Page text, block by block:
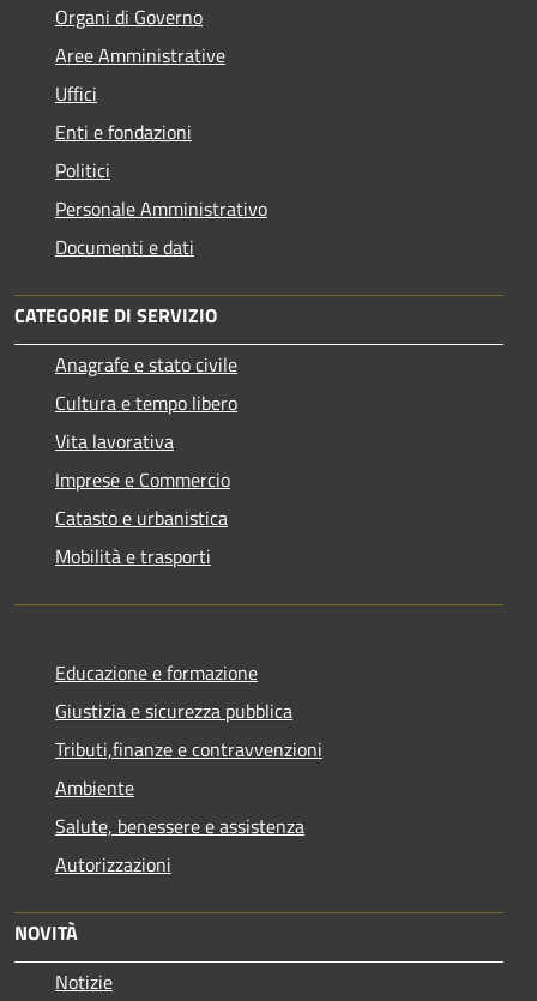
Organi di Governo
Aree Amministrative
Uffici
Enti e fondazioni
Politici
Personale Amministrativo
Documenti e dati
CATEGORIE DI SERVIZIO
Anagrafe e stato civile
Cultura e tempo libero
Vita lavorativa
Imprese e Commercio
Catasto e urbanistica
Mobilità e trasporti
Educazione e formazione
Giustizia e sicurezza pubblica
Tributi,finanze e contravvenzioni
Ambiente
Salute, benessere e assistenza
Autorizzazioni
NOVITÀ
Notizie